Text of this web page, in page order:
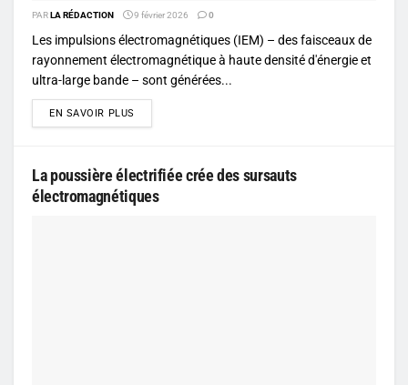
PARLA RÉDACTION 9 février 2026 0
Les impulsions électromagnétiques (IEM) – des faisceaux de
rayonnement électromagnétique à haute densité d'énergie et
ultra-large bande – sont générées...
EN SAVOIR PLUS
La poussière électrifiée crée des sursauts
électromagnétiques